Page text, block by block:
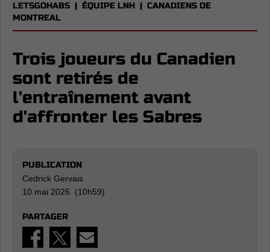
LETSGOHABS | ÉQUIPE LNH | CANADIENS DE
MONTREAL
Trois joueurs du Canadien
sont retirés de
l'entraînement avant
d'affronter les Sabres
PUBLICATION
Cedrick Gervais
10 mai 2026 (10h59)
PARTAGER